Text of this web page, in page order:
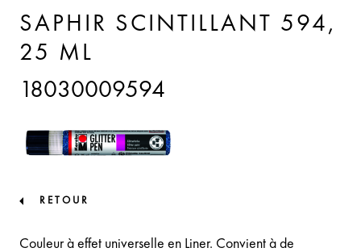
SAPHIR SCINTILLANT 594,
25 ML
18030009594
RETOUR
Couleur à effet universelle en Liner. Convient à de